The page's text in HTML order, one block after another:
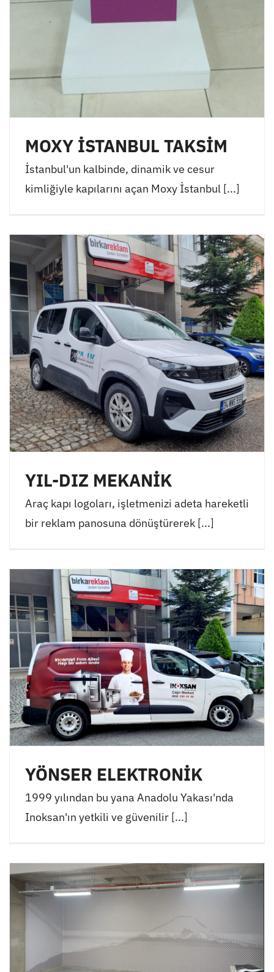
MOXY İSTANBUL TAKSİM
İstanbul'un kalbinde, dinamik ve cesur
kimliğiyle kapılarını açan Moxy İstanbul [...]
YIL-DIZ MEKANİK
Araç kapı logoları, işletmenizi adeta hareketli
bir reklam panosuna dönüştürerek [...]
YÖNSER ELEKTRONİK
1999 yılından bu yana Anadolu Yakası'nda
Inoksan'ın yetkili ve güvenilir [...]